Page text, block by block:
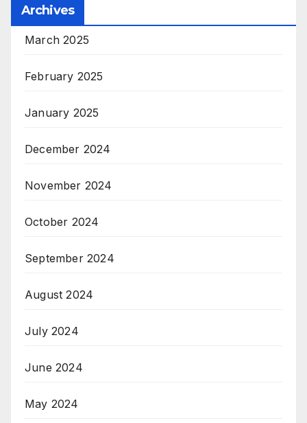
Archives
March 2025
February 2025
January 2025
December 2024
November 2024
October 2024
September 2024
August 2024
July 2024
June 2024
May 2024